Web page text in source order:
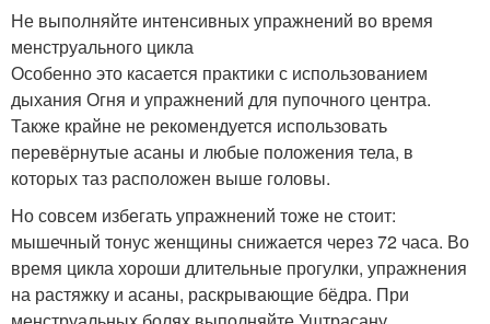
Не выполняйте интенсивных упражнений во время
менструального цикла
Особенно это касается практики с использованием
дыхания Огня и упражнений для пупочного центра.
Также крайне не рекомендуется использовать
перевёрнутые асаны и любые положения тела, в
которых таз расположен выше головы.
Но совсем избегать упражнений тоже не стоит:
мышечный тонус женщины снижается через 72 часа. Во
время цикла хороши длительные прогулки, упражнения
на растяжку и асаны, раскрывающие бёдра. При